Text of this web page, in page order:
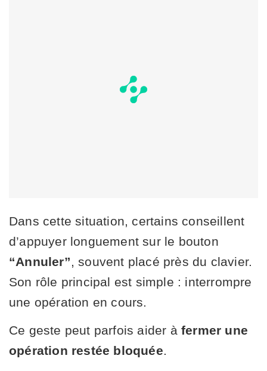
Dans cette situation, certains conseillent
d’appuyer longuement sur le bouton
“Annuler”, souvent placé près du clavier.
Son rôle principal est simple : interrompre
une opération en cours.
Ce geste peut parfois aider àfermer une
opération restée bloquée.